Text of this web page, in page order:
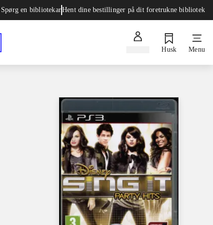
Spørg en bibliotekarHent dine bestillinger på dit foretrukne bibliotek
Husk Menu